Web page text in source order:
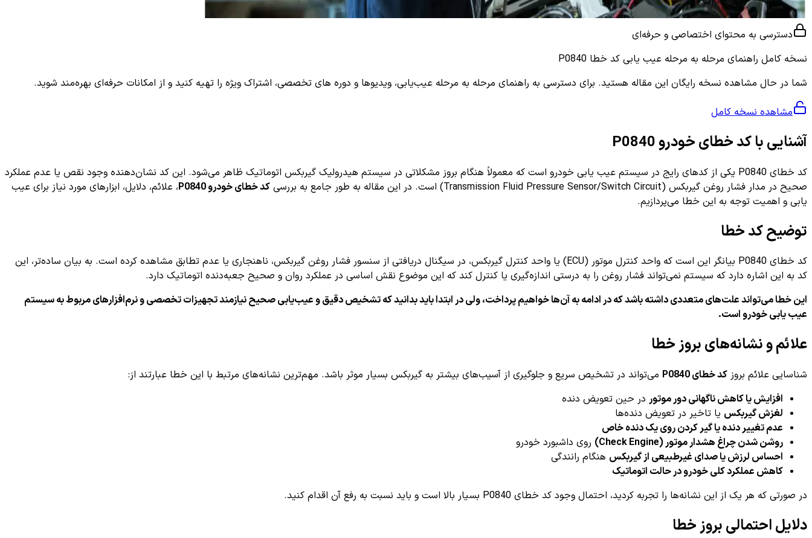
دسترسی به محتوای اختصاصی و حرفه‌ای
نسخه کامل راهنمای مرحله به مرحله عیب یابی کد خطا P0840
شما در حال مشاهده نسخه رایگان این مقاله هستید. برای دسترسی به راهنمای مرحله به مرحله عیب‌یابی، ویدیوها و دوره های تخصصی، اشتراک ویژه را تهیه کنید و از امکانات حرفه‌ای بهره‌مند شوید.
مشاهده نسخه کامل
آشنایی با کد خطای خودرو P0840
کد خطای P0840 یکی از کدهای رایج در سیستم عیب یابی خودرو است که معمولاً هنگام بروز مشکلاتی در سیستم هیدرولیک گیربکس اتوماتیک ظاهر می‌شود. این کد نشان‌دهنده وجود نقص یا عدم عملکرد
صحیح در مدار فشار روغن گیربکس (Transmission Fluid Pressure Sensor/Switch Circuit) است. در این مقاله به طور جامع به بررسی
کد خطای خودرو P0840
، علائم، دلایل، ابزارهای مورد نیاز برای عیب
یابی و اهمیت توجه به این خطا می‌پردازیم.
توضیح کد خطا
کد خطای P0840 بیانگر این است که واحد کنترل موتور (ECU) یا واحد کنترل گیربکس، در سیگنال دریافتی از سنسور فشار روغن گیربکس، ناهنجاری یا عدم تطابق مشاهده کرده است. به بیان ساده‌تر، این
کد به این اشاره دارد که سیستم نمی‌تواند فشار روغن را به درستی اندازه‌گیری یا کنترل کند که این موضوع نقش اساسی در عملکرد روان و صحیح جعبه‌دنده اتوماتیک دارد.
این خطا می‌تواند علت‌های متعددی داشته باشد که در ادامه به آن‌ها خواهیم پرداخت، ولی در ابتدا باید بدانید که تشخیص دقیق و عیب‌یابی صحیح نیازمند تجهیزات تخصصی و نرم‌افزارهای مربوط به سیستم
عیب یابی خودرو است.
علائم و نشانه‌های بروز خطا
شناسایی علائم بروز کد خطای P0840
می‌تواند در تشخیص سریع و جلوگیری از آسیب‌های بیشتر به گیربکس بسیار موثر باشد. مهم‌ترین نشانه‌های مرتبط با این خطا عبارتند از:
افزایش یا کاهش ناگهانی دور موتور در حین تعویض دنده
لغزش گیربکس یا تاخیر در تعویض دنده‌ها
عدم تغییر دنده یا گیر کردن روی یک دنده خاص
روشن شدن چراغ هشدار موتور (Check Engine)
روی داشبورد خودرو
احساس لرزش یا صدای غیرطبیعی از گیربکس هنگام رانندگی
کاهش عملکرد کلی خودرو در حالت اتوماتیک
در صورتی که هر یک از این نشانه‌ها را تجربه کردید، احتمال وجود کد خطای P0840 بسیار بالا است و باید نسبت به رفع آن اقدام کنید.
دلایل احتمالی بروز خطا